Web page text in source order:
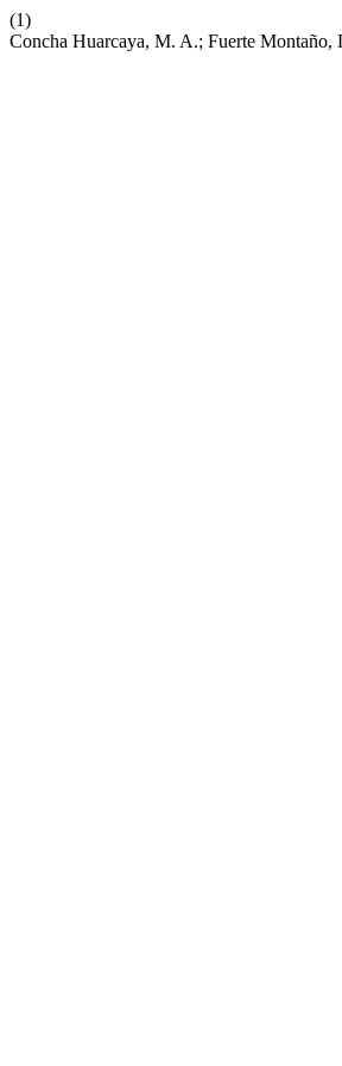
(1)
Concha Huarcaya, M. A.; Fuerte Montaño,